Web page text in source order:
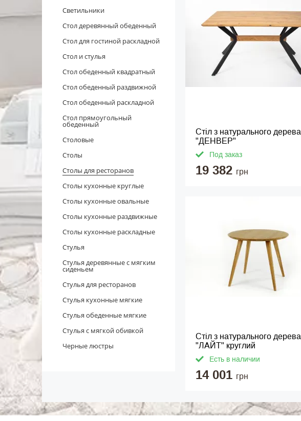
Светильники
Стол деревянный обеденный
Стол для гостиной раскладной
Стол и стулья
Стол обеденный квадратный
Стол обеденный раздвижной
Стол обеденный раскладной
Стол прямоугольный
обеденный
Столовые
Столы
Столы для ресторанов
Столы кухонные круглые
Столы кухонные овальные
Столы кухонные раздвижные
Столы кухонные раскладные
Стулья
Стулья деревянные с мягким
сиденьем
Стулья для ресторанов
Стулья кухонные мягкие
Стулья обеденные мягкие
Стулья с мягкой обивкой
Черные люстры
Стіл з натурального дерева
"ДЕНВЕР"
Под заказ
19 382 грн
Стіл з натурального дерева
"ЛАЙТ" круглий
Есть в наличии
14 001 грн